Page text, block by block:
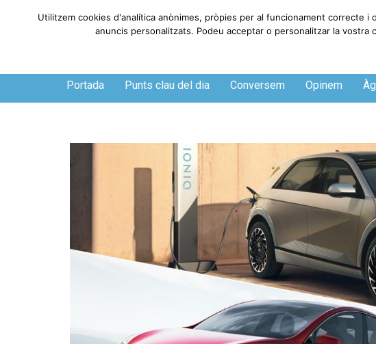
Divendres, 7 de agosto de 2026
Portada Punts clau del dia Conversem Opinem
Utilitzem cookies d'analítica anònimes, pròpies per al funcionament correcte
anuncis personalitzats. Podeu acceptar o personalitzar la vostra